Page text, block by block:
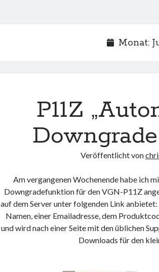
Monat:
P11Z
Veröffentlicht von
Am vergangenen Wochenende habe ich
Downgradefunktion für den VGN-P11Z
auf dem Server unter folgenden Link anbietet:
Namen, einer Emailadresse, dem
und wird nach einer Seite mit den üblichen
Downloads für den